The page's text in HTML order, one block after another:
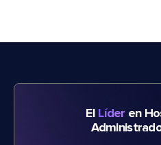
El Líder en